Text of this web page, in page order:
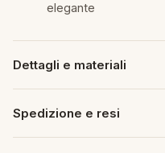
e Pigiami
elegante
Dettagli e materiali
Spedizione e resi